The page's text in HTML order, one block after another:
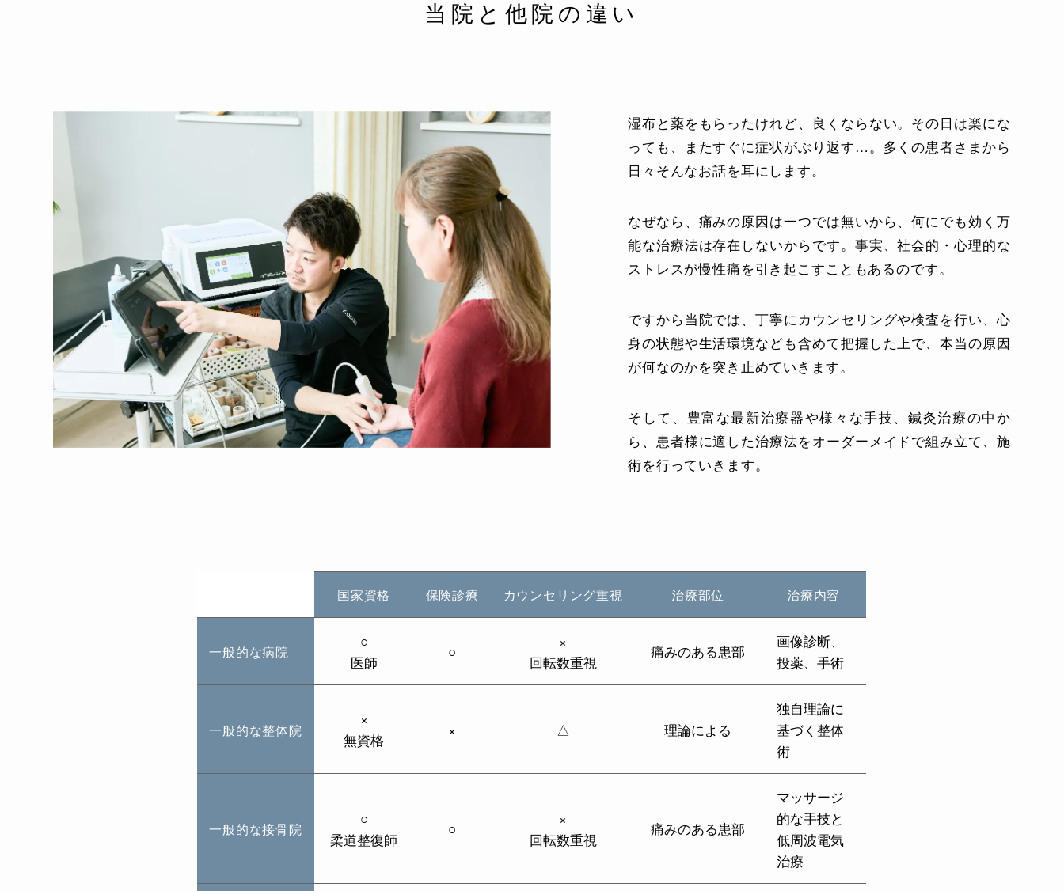
当院と他院の違い
湿布と薬をもらったけれど、良くならない。その日は楽にな
っても、またすぐに症状がぶり返す…。多くの患者さまから
日々そんなお話を耳にします。
なぜなら、痛みの原因は一つでは無いから、何にでも効く万
能な治療法は存在しないからです。事実、社会的・心理的な
ストレスが慢性痛を引き起こすこともあるのです。
ですから当院では、丁寧にカウンセリングや検査を行い、心
身の状態や生活環境なども含めて把握した上で、本当の原因
が何なのかを突き止めていきます。
そして、豊富な最新治療器や様々な手技、鍼灸治療の中か
ら、患者様に適した治療法をオーダーメイドで組み立て、施
術を行っていきます。
国家資格 保険診療 カウンセリング重視 治療部位 治療内容
一般的な病院
○
医師
○
×
回転数重視
痛みのある患部
画像診断、
投薬、手術
一般的な整体院
×
無資格
× △ 理論による
独自理論に
基づく整体
術
一般的な接骨院
○
柔道整復師
○
×
回転数重視
痛みのある患部
マッサージ
的な手技と
低周波電気
治療